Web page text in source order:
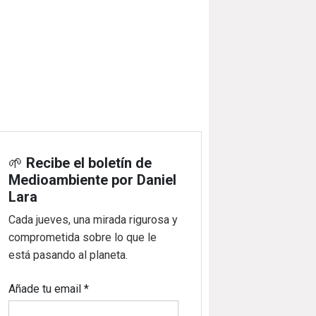
🌱 Recibe el boletín de
Medioambiente por Daniel
Lara
Cada jueves, una mirada rigurosa y
comprometida sobre lo que le
está pasando al planeta.
Añade tu email*